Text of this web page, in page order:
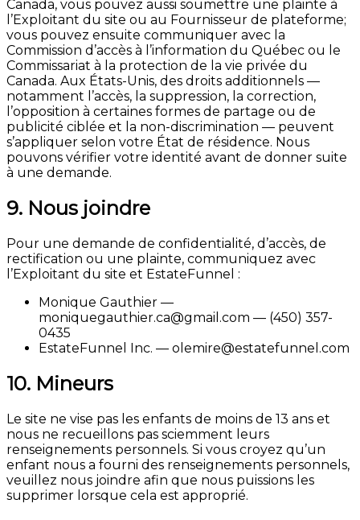
Canada, vous pouvez aussi soumettre une plainte à
l’Exploitant du site ou au Fournisseur de plateforme;
vous pouvez ensuite communiquer avec la
Commission d’accès à l’information du Québec ou le
Commissariat à la protection de la vie privée du
Canada. Aux États-Unis, des droits additionnels —
notamment l’accès, la suppression, la correction,
l’opposition à certaines formes de partage ou de
publicité ciblée et la non-discrimination — peuvent
s’appliquer selon votre État de résidence. Nous
pouvons vérifier votre identité avant de donner suite
à une demande.
9. Nous joindre
Pour une demande de confidentialité, d’accès, de
rectification ou une plainte, communiquez avec
l’Exploitant du site et EstateFunnel :
Monique Gauthier —
moniquegauthier.ca@gmail.com — (450) 357-
0435
EstateFunnel Inc. — olemire@estatefunnel.com
10. Mineurs
Le site ne vise pas les enfants de moins de 13 ans et
nous ne recueillons pas sciemment leurs
renseignements personnels. Si vous croyez qu’un
enfant nous a fourni des renseignements personnels,
veuillez nous joindre afin que nous puissions les
supprimer lorsque cela est approprié.